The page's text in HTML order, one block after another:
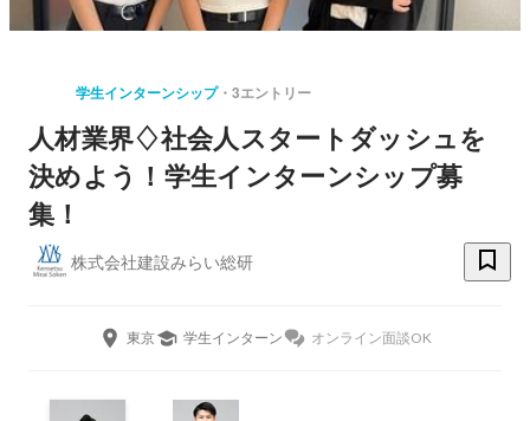
学生インターンシップ 3エントリー
人材業界♢社会人スタートダッシュを
決めよう！学生インターンシップ募
集！
株式会社建設みらい総研
東京 学生インターン オンライン面談OK